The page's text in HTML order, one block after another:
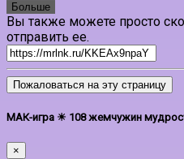
Больше
Вы также можете просто
отправить ее.
Пожаловаться на эту страницу
МАК-игра ☀ 108 жемчужин
×